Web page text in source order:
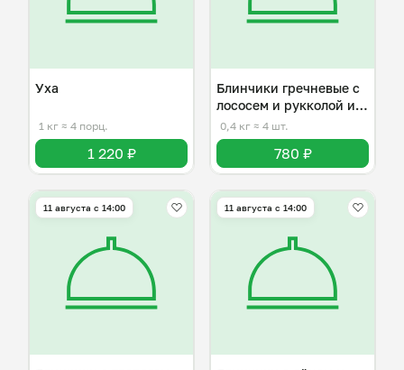
Уха
1 кг ≈ 4 порц.
1 220 ₽
Блинчики гречневые с
лососем и рукколой и
творогом
0,4 кг ≈ 4 шт.
780 ₽
11 августа с 14:00 11 августа с 14:00